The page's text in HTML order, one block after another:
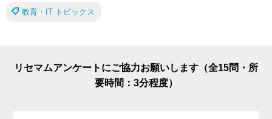
教育・IT トピックス
リセマムアンケートにご協力お願いします（全15問・所
要時間：3分程度）